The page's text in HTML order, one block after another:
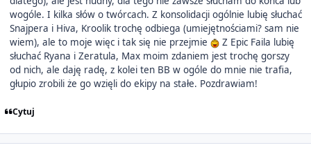
wogóle. I kilka słów o twórcach. Z konsolidacji ogólnie lubię słuchać
Snajpera i Hiva, Kroolik trochę odbiega (umiejętnościami? sam nie
wiem), ale to moje więc i tak się nie przejmie
Z Epic Faila lubię
słuchać Ryana i Zeratula, Max moim zdaniem jest trochę gorszy
od nich, ale daję radę, z kolei ten BB w ogóle do mnie nie trafia,
głupio zrobili że go wzięli do ekipy na stałe. Pozdrawiam!
Cytuj